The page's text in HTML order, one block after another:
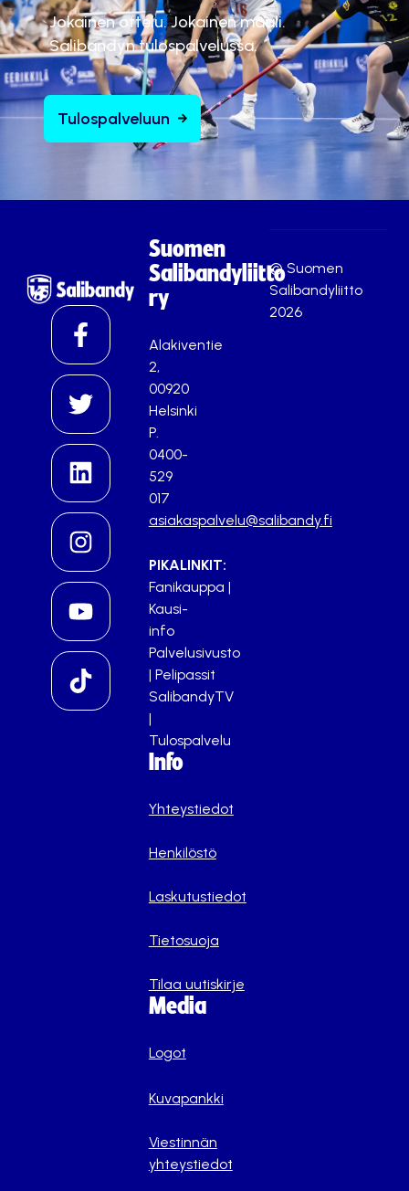
Jokainen ottelu. Jokainen maali.
Salibandyn tulospalvelussa.
Tulospalveluun
Suomen
Salibandyliitto
ry
Alakiventie
2,
00920
Helsinki
P.
0400-
529
017
asiakaspalvelu@salibandy.fi
PIKALINKIT:
Fanikauppa |
Kausi-
info
Palvelusivusto
| Pelipassit
SalibandyTV
|
Tulospalvelu
Info
Yhteystiedot
Henkilöstö
Laskutustiedot
Tietosuoja
Tilaa uutiskirje
Media
Logot
Kuvapankki
Viestinnän
yhteystiedot
© Suomen
Salibandyliitto
2026